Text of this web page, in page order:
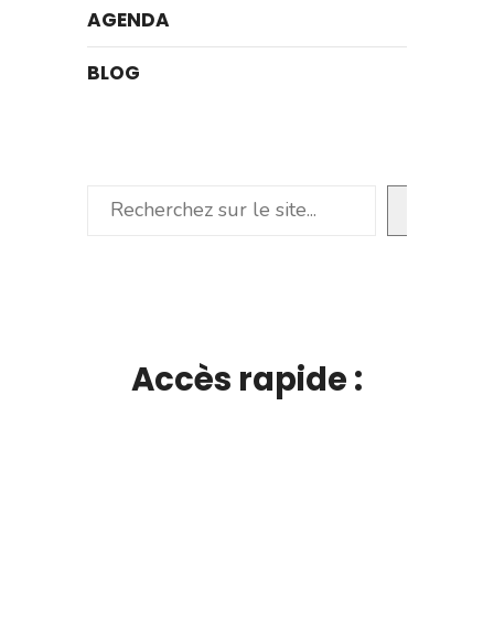
AGENDA
BLOG
Rechercher
Accès rapide :